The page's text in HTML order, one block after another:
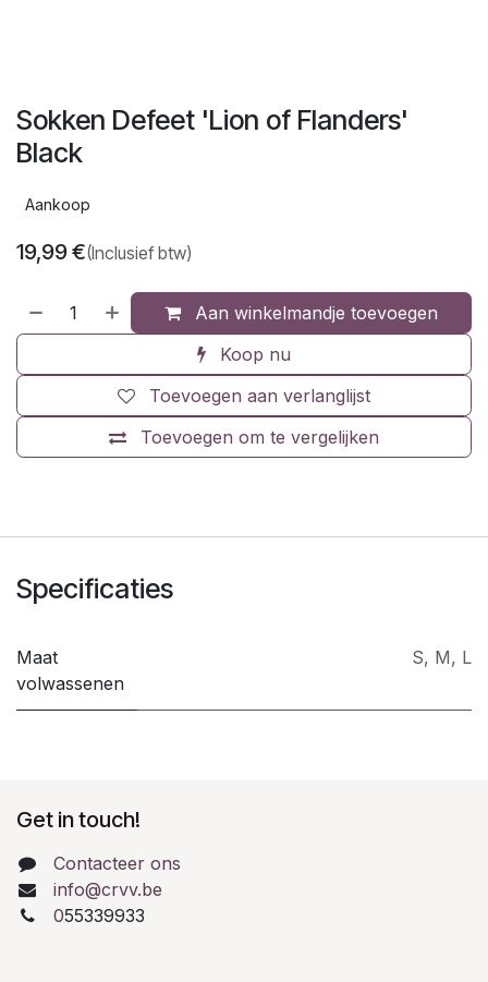
Sokken Defeet 'Lion of Flanders'
Black
Aankoop
19,99€(Inclusief btw)
Aan winkelmandje toevoegen
Koop nu
Toevoegen om te vergelijken
Toevoegen aan verlanglijst
Specificaties
Maat
volwassenen
S, M, L
Get in touch!
Contacteer ons
info@crvv.be
055339933